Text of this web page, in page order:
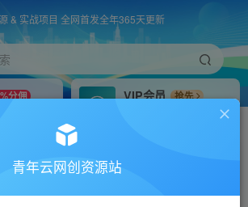
& 实战项目 全网首发全年365天更新
分佣
VIP会员
抢先
搭建同款网站，自己当老板
青年云网创资源站